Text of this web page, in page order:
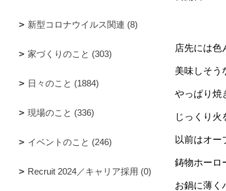
店先には色
美味しそう
やっぱり焼
じっくり火
以前はオー
鋳物ホーロ
お鍋に薄く
新型コロナウイルス関連 (8)
家づくりのこと (303)
日々のこと (1884)
現場のこと (336)
イベントのこと (246)
Recruit 2024／キャリア採用 (0)